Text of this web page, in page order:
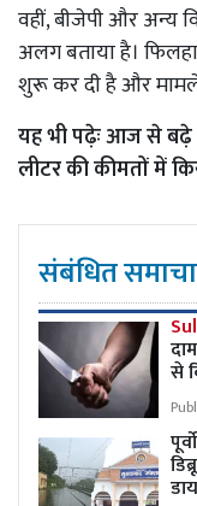
वहीं, बीजेपी और अन्य
अलग बताया है।
शुरू कर दी है और
यह भी पढ़ेःआज से बढ़े
लीटर की कीमतों में
संबंधित
से